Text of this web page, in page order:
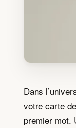
Dans
votre carte
premier mot.